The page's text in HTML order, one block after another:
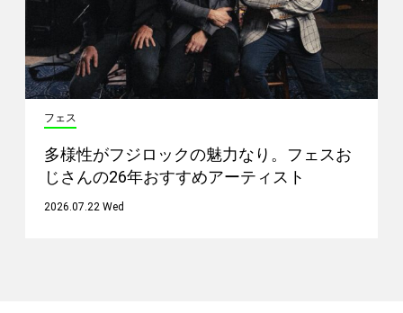
フェス
多様性がフジロックの魅力なり。フェスお
じさんの26年おすすめアーティスト
2026.07.22 Wed